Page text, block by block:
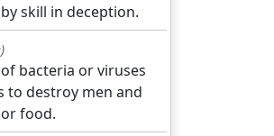
skill in deception.
bacteria or viruses
to destroy men and
food.